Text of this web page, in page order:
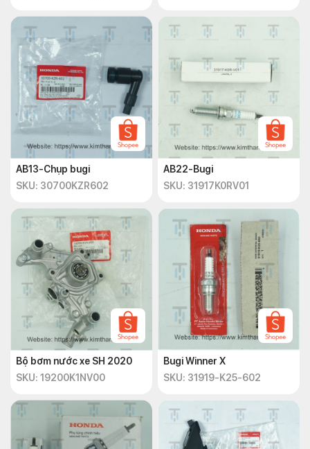
AB13-Chụp bugi
SKU: 30700KZR602
AB22-Bugi
SKU: 31917K0RV01
Bộ bơm nước xe SH 2020
SKU: 19200K1NV00
Bugi Winner X
SKU: 31919-K25-602